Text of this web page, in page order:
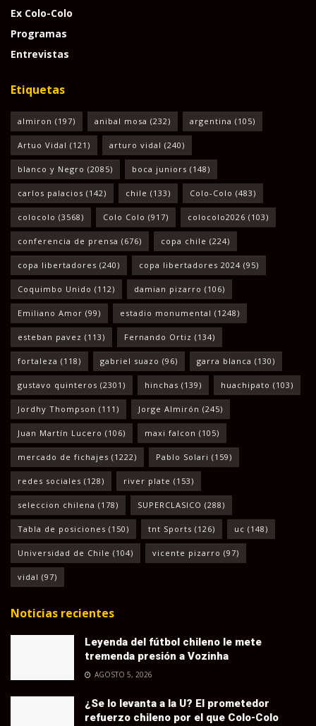
Ex Colo-Colo
Programas
Entrevistas
Etiquetas
almiron (197) anibal mosa (232) argentina (105)
Artuo Vidal (121) arturo vidal (240)
blanco y Negro (2085) boca juniors (148)
carlos palacios (142) chile (133) Colo-Colo (483)
colocolo (3568) Colo Colo (917) colocolo2026 (103)
conferencia de prensa (676) copa chile (224)
copa libertadores (240) copa libertadores 2024 (95)
Coquimbo Unido (112) damian pizarro (106)
Emiliano Amor (99) estadio monumental (1248)
esteban pavez (113) Fernando Ortiz (134)
fortaleza (118) gabriel suazo (96) garra blanca (130)
gustavo quinteros (2301) hinchas (139) huachipato (103)
Jordhy Thompson (111) Jorge Almirón (245)
Juan Martín Lucero (106) maxi falcon (105)
mercado de fichajes (1222) Pablo Solari (159)
redes sociales (128) river plate (153)
seleccion chilena (178) SUPERCLASICO (288)
Tabla de posiciones (150) tnt Sports (126) uc (148)
Universidad de Chile (104) vicente pizarro (97)
vidal (97)
Noticias recientes
Leyenda del fútbol chileno le mete
tremenda presión a Vozinha
AGOSTO 5, 2026
¿Se lo levanta a la U? El prometedor
refuerzo chileno por el que Colo-Colo